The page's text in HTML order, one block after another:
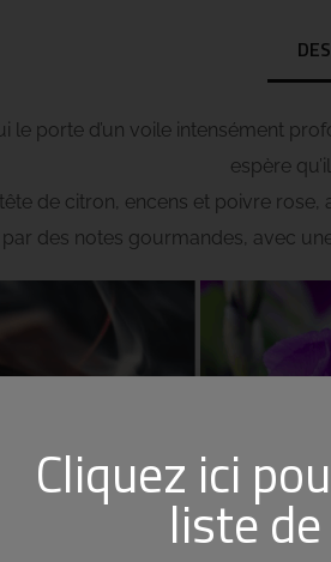
porte d’un voile intensément
espère
de citron, encens et poivre
des notes gourmandes, avec
Cliquez ici
liste